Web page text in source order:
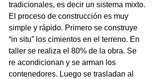
tradicionales, es decir un sistema mixto.
El proceso de construcción es muy
simple y rápido. Primero se construye
“in situ” los cimientos en el terreno. En
taller se realiza el 80% de la obra. Se
re acondicionan y se arman los
contenedores. Luego se trasladan al